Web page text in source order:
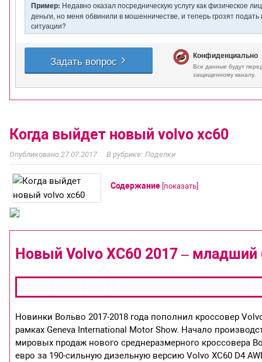
Когда выйдет новый volvo xc60
27.07.2017 Поделки
Содержание показать
Новый Volvo XC60 2017 – младший
Новинки Вольво 2017-2018 года пополнил кроссовер
рамках Geneva International Motor Show. Начало
мировых продаж нового среднеразмерного кроссовера
евро за 190-сильную дизельную версию Volvo XC60 D4